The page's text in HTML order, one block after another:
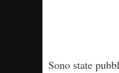
Sono state